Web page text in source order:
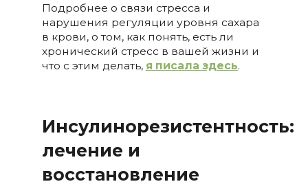
Подробнее о связи стресса и
нарушения регуляции уровня сахара
в крови, о том, как понять, есть ли
хронический стресс в вашей жизни и
что с этим делать, я писала здесь.
Инсулинорезистентность:
лечение и
восстановление